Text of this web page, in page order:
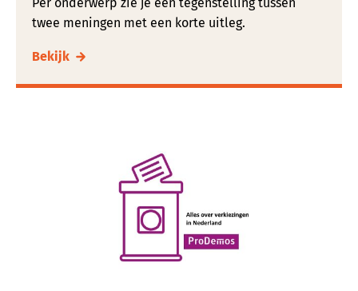
Per onderwerp zie je een tegenstelling tussen
twee meningen met een korte uitleg.
Bekijk